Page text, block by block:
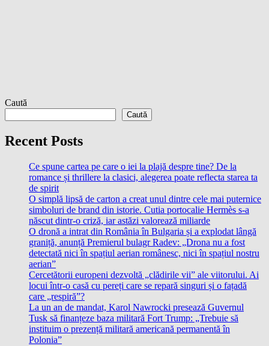
Caută
Caută
Recent Posts
Ce spune cartea pe care o iei la plajă despre tine? De la
romance și thrillere la clasici, alegerea poate reflecta starea ta
de spirit
O simplă lipsă de carton a creat unul dintre cele mai puternice
simboluri de brand din istorie. Cutia portocalie Hermès s-a
născut dintr-o criză, iar astăzi valorează miliarde
O dronă a intrat din România în Bulgaria și a explodat lângă
graniță, anunță Premierul bulagr Radev: „Drona nu a fost
detectată nici în spațiul aerian românesc, nici în spațiul nostru
aerian”
Cercetătorii europeni dezvoltă „clădirile vii” ale viitorului. Ai
locui într-o casă cu pereți care se repară singuri și o fațadă
care „respiră”?
La un an de mandat, Karol Nawrocki presează Guvernul
Tusk să finanțeze baza militară Fort Trump: „Trebuie să
instituim o prezență militară americană permanentă în
Polonia”